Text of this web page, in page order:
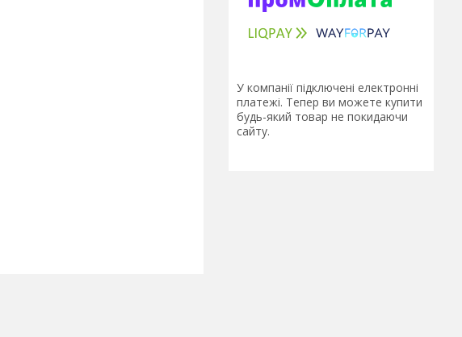
У компанії підключені електронні
платежі. Тепер ви можете купити
будь-який товар не покидаючи
сайту.